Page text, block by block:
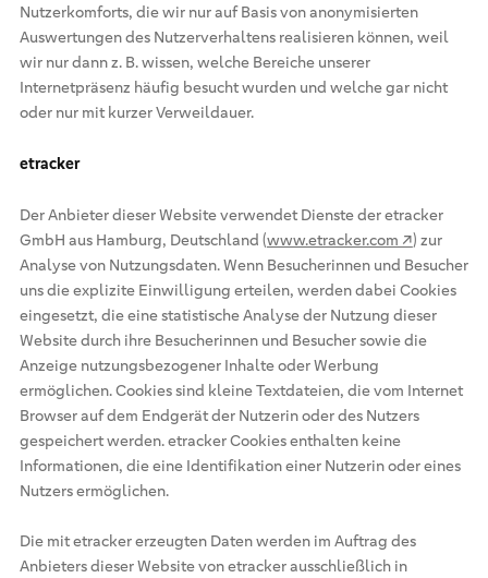
Nutzerkomforts, die wir nur auf Basis von anonymisierten
Auswertungen des Nutzerverhaltens realisieren können, weil
wir nur dann z. B. wissen, welche Bereiche unserer
Internetpräsenz häufig besucht wurden und welche gar nicht
oder nur mit kurzer Verweildauer.
etracker
Der Anbieter dieser Website verwendet Dienste der etracker
GmbH aus Hamburg, Deutschland (www.etracker.com ↗) zur
Analyse von Nutzungsdaten. Wenn Besucherinnen und Besucher
uns die explizite Einwilligung erteilen, werden dabei Cookies
eingesetzt, die eine statistische Analyse der Nutzung dieser
Website durch ihre Besucherinnen und Besucher sowie die
Anzeige nutzungsbezogener Inhalte oder Werbung
ermöglichen. Cookies sind kleine Textdateien, die vom Internet
Browser auf dem Endgerät der Nutzerin oder des Nutzers
gespeichert werden. etracker Cookies enthalten keine
Informationen, die eine Identifikation einer Nutzerin oder eines
Nutzers ermöglichen.
Die mit etracker erzeugten Daten werden im Auftrag des
Anbieters dieser Website von etracker ausschließlich in